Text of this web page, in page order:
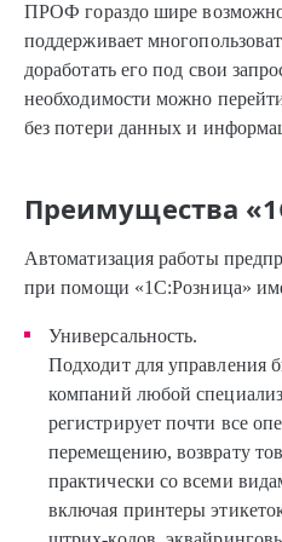
ПРОФ гораздо шире
поддерживает
доработать его под свои
необходимости можно
без потери данных и
Преимущества
Автоматизация работы
при помощи «1С:Розница»
Универсальность.
Подходит для управления
компаний любой
регистрирует почти все
перемещению, возврату
практически со всеми
включая принтеры